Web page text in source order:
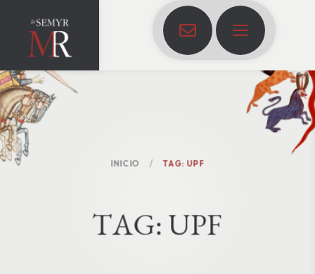
INICIO TAG: UPF
TAG:UPF